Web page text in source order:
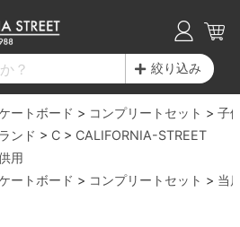
絞り込み
ートボード コンプリートセット
子
ンド C
CALIFORNIA-STREET
用
ートボード コンプリートセット 当
文は当日発送！
上で送料無料！
10日と20日は3倍！
完成品）
文は当日発送！
上で送料無料！
10日と20日は3倍！
文は当日発送！
上で送料無料！
10日と20日は3倍！
文は当日発送！
上で送料無料！
10日と20日は3倍！
文は当日発送！
上で送料無料！
10日と20日は3倍！
文は当日発送！
上で送料無料！
10日と20日は3倍！
文は当日発送！
上で送料無料！
10日と20日は3倍！
文は当日発送！
上で送料無料！
10日と20日は3倍！
文は当日発送！
上で送料無料！
10日と20日は3倍！